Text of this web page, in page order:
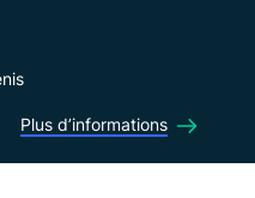
Plus d’informations